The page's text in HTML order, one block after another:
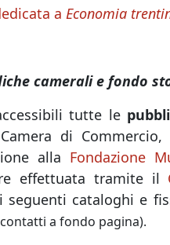
a Economia
camerali e fondo
tutte le
di
alla Fondazione
effettuata tramite il
seguenti cataloghi e
a fondo pagina).